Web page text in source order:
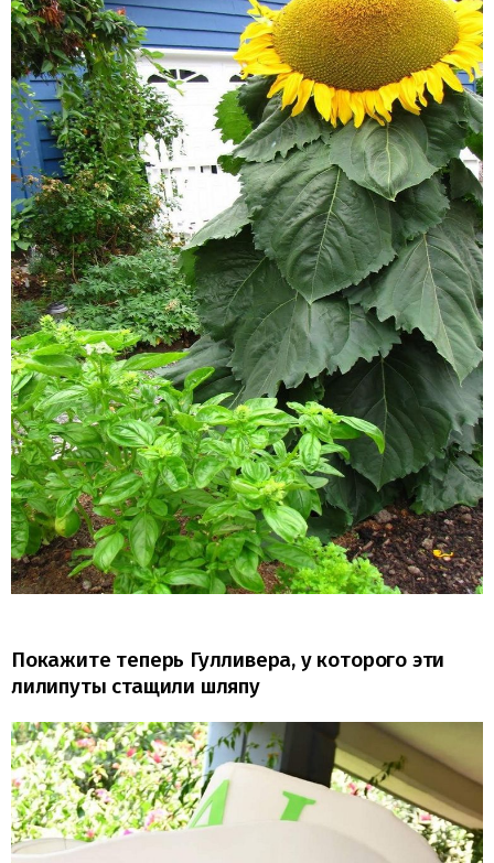
Покажите теперь Гулливера, у которого эти
лилипуты стащили шляпу